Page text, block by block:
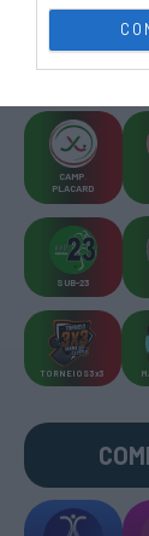
CAMP
PLACARD
SUB-23
TORNEIOS 3x3